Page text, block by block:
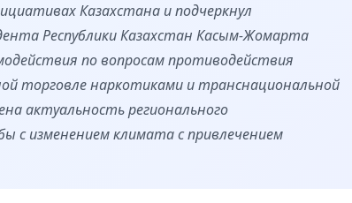
Казахстана и подчеркнул
Республики Казахстан Касым-Жомарта
по вопросам противодействия
торговле наркотиками и транснациональной
актуальность регионального
с изменением климата с привлечением